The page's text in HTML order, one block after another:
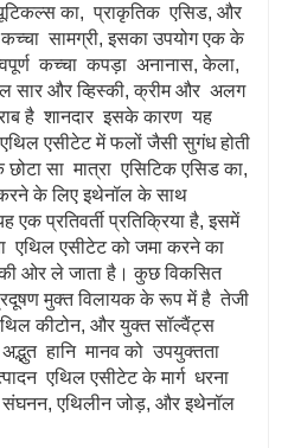
का, प्राकृतिक एसिड, और
सामग्री, इसका उपयोग एक के
कच्चा कपड़ा अनानास, केला,
सार और व्हिस्की, क्रीम और अलग
है शानदार इसके कारण यह
एसीटेट में फलों जैसी सुगंध होती
सा मात्रा एसिटिक एसिड का,
के लिए इथेनॉल के साथ
एक प्रतिवर्ती प्रतिक्रिया है, इसमें
एथिल एसीटेट को जमा करने का
की ओर ले जाता है। कुछ विकसित
मुक्त विलायक के रूप में है तेजी
कीटोन, और युक्त सॉल्वैंट्स
हानि मानव को उपयुक्तता
एथिल एसीटेट के मार्ग धरना
संघनन, एथिलीन जोड़, और इथेनॉल